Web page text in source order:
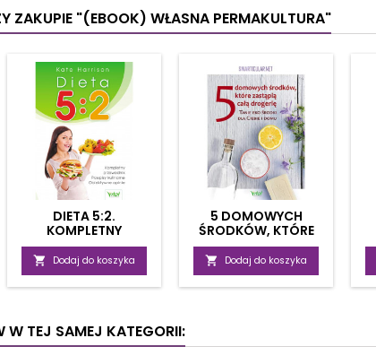
twoje...
ZAKUPIE "(EBOOK) WŁASNA PERMAKULTURA"
DIETA 5:2.
KOMPLETNY
PRZEWODNIK
PRZEPISY KULINARNE,
OBIEKTYWNE OPINIE
 Dodaj do koszyka
5 DOMOWYCH
ŚRODKÓW, KTÓRE
ZASTĄPIĄ DROGERIĘ
 Dodaj do koszyka
W TEJ SAMEJ KATEGORII: